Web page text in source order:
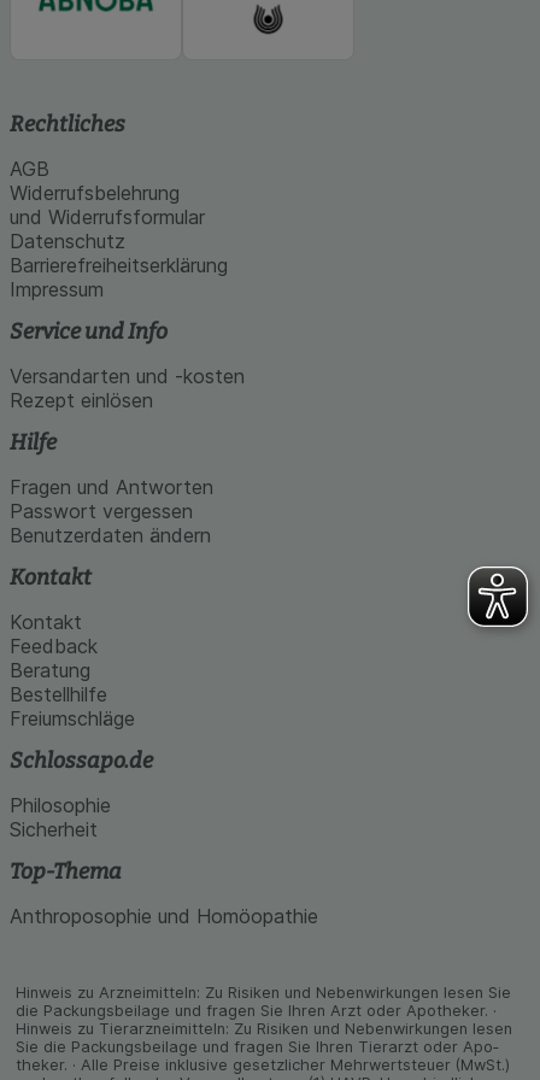
Rechtliches
AGB
Widerrufsbelehrung
und Widerrufsformular
Datenschutz
Barrierefreiheitserklärung
Impressum
Service und Info
Versandarten und -kosten
Rezept einlösen
Hilfe
Fragen und Antworten
Passwort vergessen
Benutzerdaten ändern
Kontakt
Kontakt
Feedback
Beratung
Bestellhilfe
Freiumschläge
Schlossapo.de
Philosophie
Sicherheit
Top-Thema
Anthroposophie und Homöopathie
Hinweis zu Arzneimitteln: Zu Risiken und Neben­wirkungen lesen Sie
die Packungs­beilage und fragen Sie Ihren Arzt oder Apo­theker. ·
Hinweis zu Tier­arz­nei­mitteln: Zu Risiken und Neben­wirkungen lesen
Sie die Packungs­beilage und fragen Sie Ihren Tier­arzt oder Apo­
theker. · Alle Preise inklusive gesetz­licher Mehrwertsteuer (MwSt.)